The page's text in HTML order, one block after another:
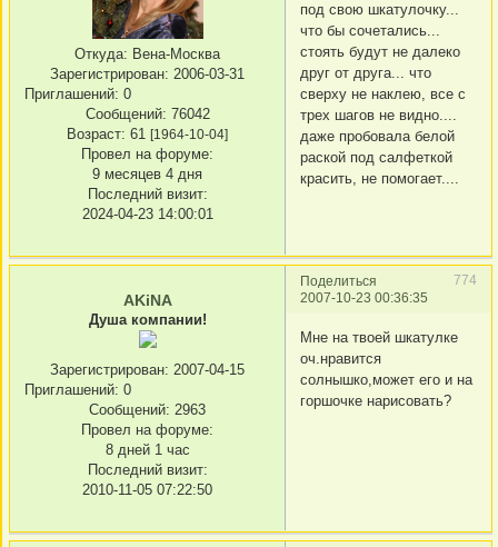
Откуда: Вена-Москва
Зарегистрирован: 2006-03-31
Приглашений: 0
Сообщений: 76042
Возраст: 61 [1964-10-04]
Провел на форуме:
9 месяцев 4 дня
Последний визит:
2024-04-23 14:00:01
под свою шкатулочку...
что бы сочетались...
стоять будут не далеко
друг от друга... что
сверху не наклею, все с
трех шагов не видно....
даже пробовала белой
раской под салфеткой
красить, не помогает....
Поделиться
774
2007-10-23 00:36:35
AKiNA
Душа компании!
Зарегистрирован: 2007-04-15
Приглашений: 0
Сообщений: 2963
Провел на форуме:
8 дней 1 час
Последний визит:
2010-11-05 07:22:50
Мне на твоей шкатулке
оч.нравится
солнышко,может его и на
горшочке нарисовать?